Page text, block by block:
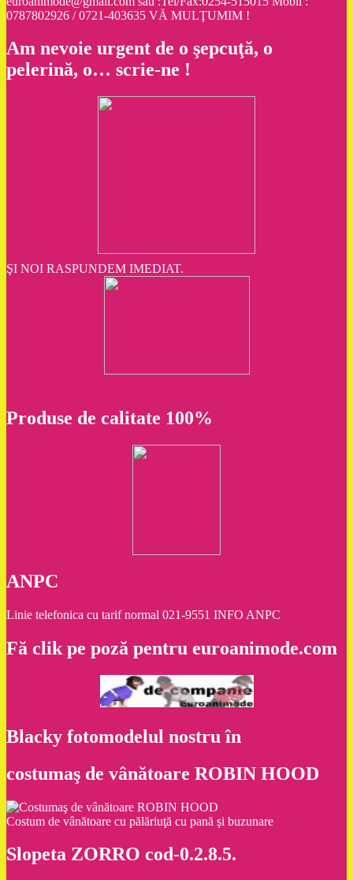
0787802926 / 0721-403635 VĂ MULŢUMIM !
Am nevoie urgent de o şepcuţă, o
pelerină, o… scrie-ne !
ŞI NOI RASPUNDEM IMEDIAT.
Produse de calitate 100%
ANPC
Linie telefonica cu tarif normal 021-9551 INFO ANPC
Fă clik pe poză pentru euroanimode.com
Blacky fotomodelul nostru în
costumaş de vânătoare ROBIN HOOD
Costum de vânătoare cu pălăriuţă cu pană şi buzunare
Slopeta ZORRO cod-0.2.8.5.